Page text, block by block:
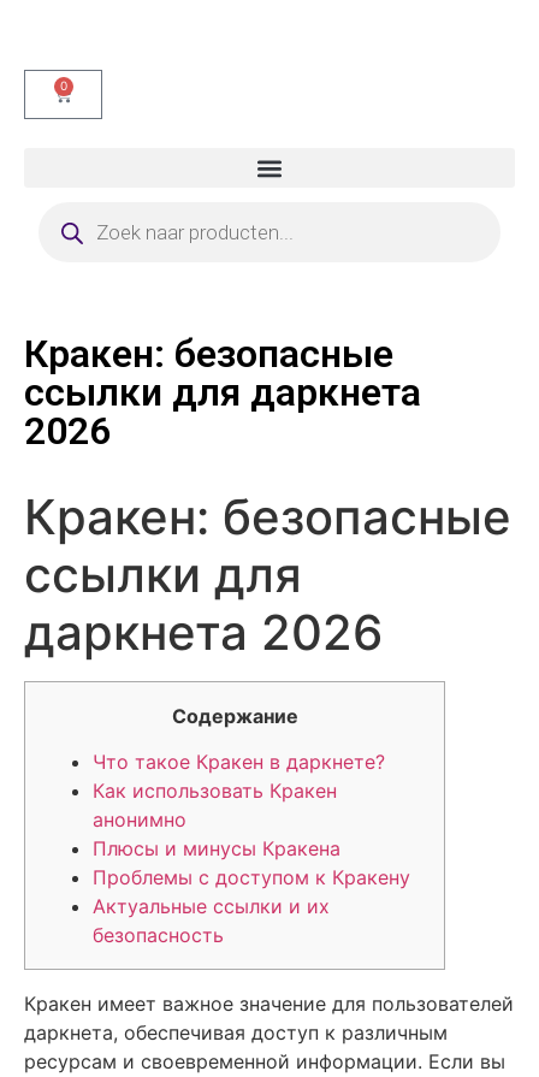
0
Кракен: безопасные
ссылки для даркнета
2026
Кракен: безопасные
ссылки для
даркнета 2026
Содержание
Что такое Кракен в даркнете?
Как использовать Кракен
анонимно
Плюсы и минусы Кракена
Проблемы с доступом к Кракену
Актуальные ссылки и их
безопасность
Кракен имеет важное значение для пользователей
даркнета, обеспечивая доступ к различным
ресурсам и своевременной информации. Если вы